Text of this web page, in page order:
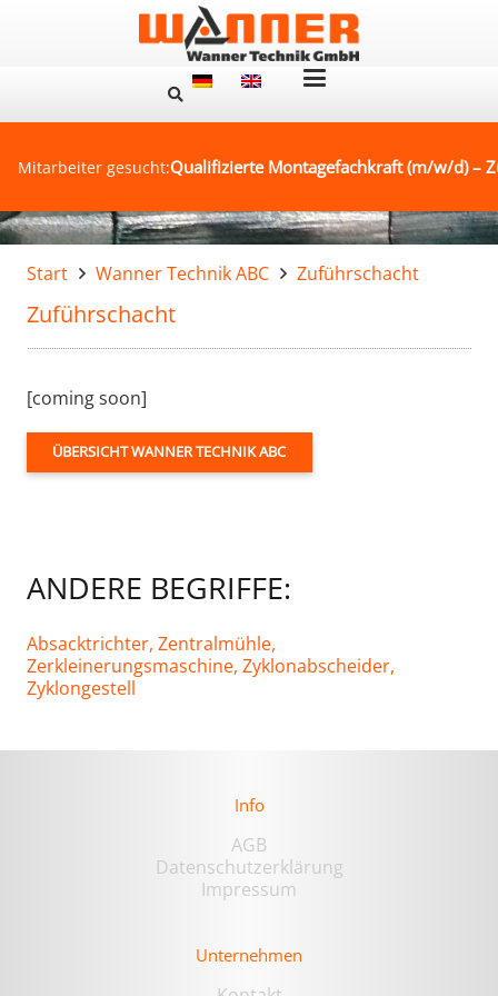
Mitarbeiter gesucht:Qualifizierte Montagefachkraft (m/w/d) –
Start Wanner Technik ABC Zuführschacht
Zuführschacht
[coming soon]
ÜBERSICHT WANNER TECHNIK ABC
ANDERE BEGRIFFE:
Absacktrichter, Zentralmühle,
Zerkleinerungsmaschine, Zyklonabscheider,
Zyklongestell
Info
AGB
Datenschutzerklärung
Impressum
Unternehmen